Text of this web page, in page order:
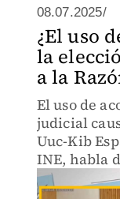
08.07.2025/
¿El uso
la
a la
El uso de
judicial
Uuc-Kib
INE, habla
en los